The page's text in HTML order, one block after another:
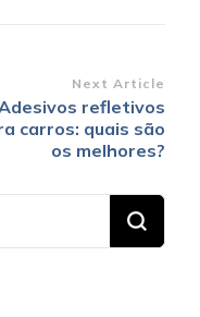
Next Article
refletivos
carros: quais são
os melhores?